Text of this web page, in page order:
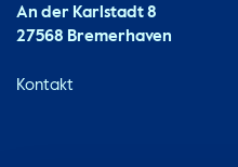
Kontakt
An der Karlstadt 8
27568 Bremerhaven
Kontakt